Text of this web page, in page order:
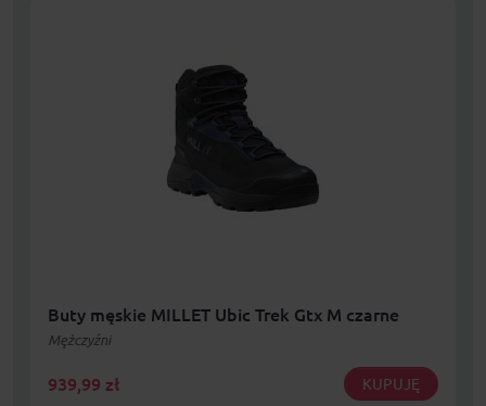
Buty męskie MILLET Ubic Trek Gtx M czarne
Mężczyźni
939,99 zł KUPUJĘ